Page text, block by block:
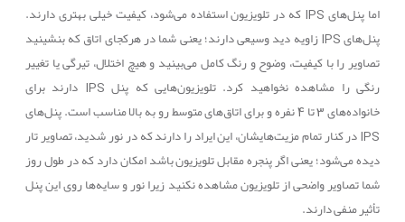
اما پنل‌هایIPSکه در تلویزیون استفاده می‌شود، کیفیت خیلی بهتری دارند.
پنل‌هایIPSزاویه دید وسیعی دارند؛ یعنی شما در هرکجای اتاق که بنشینید
تصاویر را با کیفیت، وضوح و رنگ کامل می‌بینید و هیچ اختلال، تیرگی یا تغییر
رنگی را مشاهده نخواهید کرد. تلویزیون‌هایی که پنل IPS دارند برای
خانواده‌های 3 تا 4 نفره و برای اتاق‌های متوسط رو به بالا مناسب است. پنل‌های
IPSدر کنار تمام مزیت‌هایشان، این ایراد را دارند که در نور شدید، تصاویر تار
دیده می‌شود؛ یعنی اگر پنجره مقابل تلویزیون باشد امکان دارد که در طول روز
شما تصاویر واضحی از تلویزیون مشاهده نکنید زیرا نور و سایه‌ها روی این پنل
تأثیر منفی دارند.